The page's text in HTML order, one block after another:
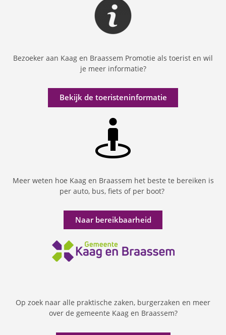
Bezoeker aan Kaag en Braassem Promotie als toerist en wil
je meer informatie?
Bekijk de toeristeninformatie
Meer weten hoe Kaag en Braassem het beste te bereiken is
per auto, bus, fiets of per boot?
Naar bereikbaarheid
Op zoek naar alle praktische zaken, burgerzaken en meer
over de gemeente Kaag en Braassem?